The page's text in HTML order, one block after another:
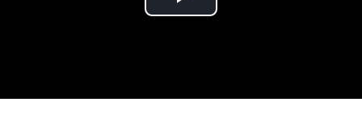
Play Video